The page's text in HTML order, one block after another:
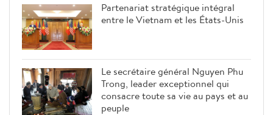
Partenariat stratégique intégral
entre le Vietnam et les États-Unis
Le secrétaire général Nguyen Phu
Trong, leader exceptionnel qui
consacre toute sa vie au pays et au
peuple